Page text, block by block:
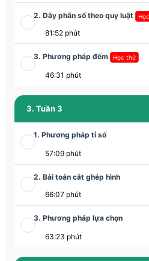
2. Dãy phân số theo quy luật
81:52 phút
3. Phương pháp đếm Học thử
46:31 phút
3. Tuần 3
1. Phương pháp tỉ số
57:09 phút
2. Bài toán cắt ghép hình
66:07 phút
3. Phương pháp lựa chọn
63:23 phút